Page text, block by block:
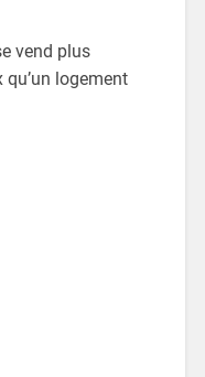
vend plus
logement